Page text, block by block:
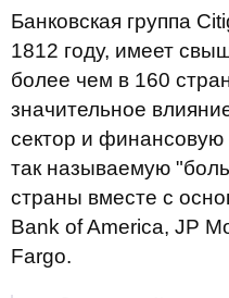
Банковская группа
1812 году, имеет
более чем в 160
значительное
сектор и
так называемую
страны вместе с
Bank of America, JP
Fargo.